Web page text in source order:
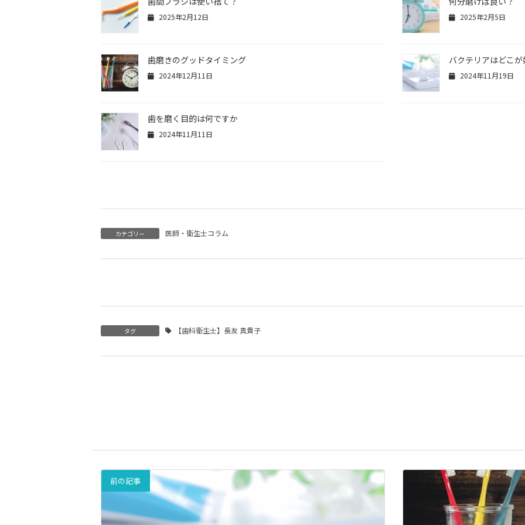
2025年2月12日 2025年2月5日
歯磨きのグッドタイミング
2024年12月11日
バクテリアはどこが
2024年11月19日
歯を磨く目的は何ですか
2024年11月11日
カテゴリー 医師・衛生士コラム
タグ 【歯科衛生士】長友 真貴子
前の記事